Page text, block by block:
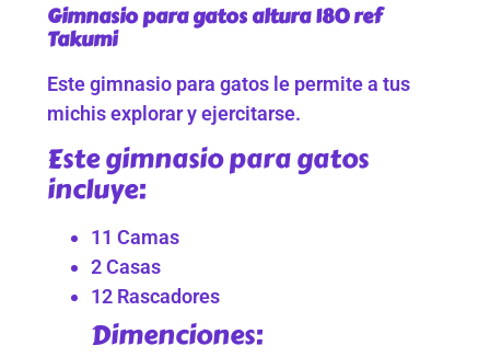
Gimnasio para gatos altura 180 ref
Takumi
Este gimnasio para gatos le permite a tus
michis explorar y ejercitarse.
Este gimnasio para gatos
incluye:
11 Camas
2 Casas
12 Rascadores
Dimenciones: